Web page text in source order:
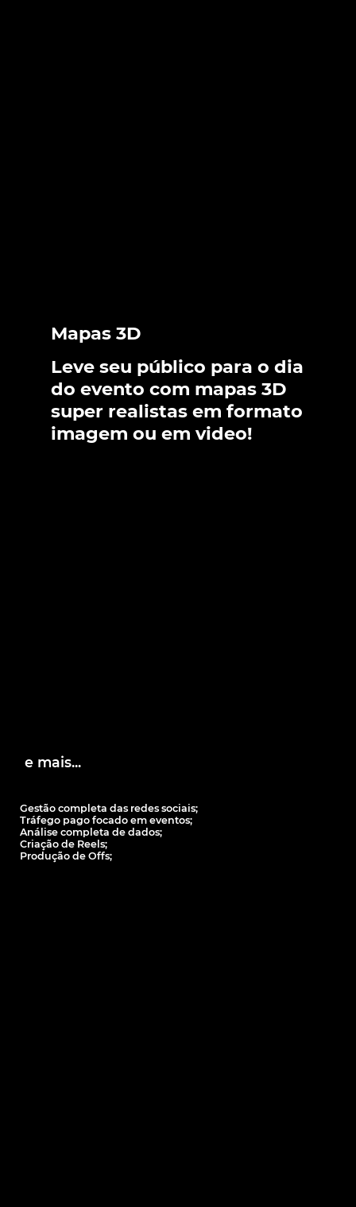
e mais...
Gestão completa das redes sociais;
Tráfego pago focado em eventos;
Análise completa de dados;
Criação de Reels;
Produção de Offs;
Mapas 3D
Leve seu público para o dia
do evento com mapas 3D
super realistas em formato
imagem ou em video!